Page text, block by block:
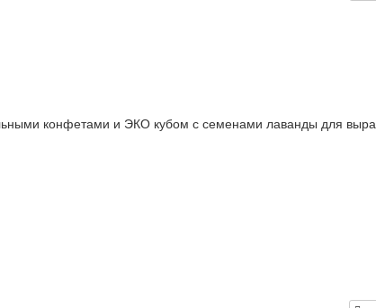
конфетами и ЭКО кубом с семенами лаванды для